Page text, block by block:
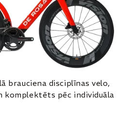
brauciena disciplīnas velo,
komplektēts pēc individuāla